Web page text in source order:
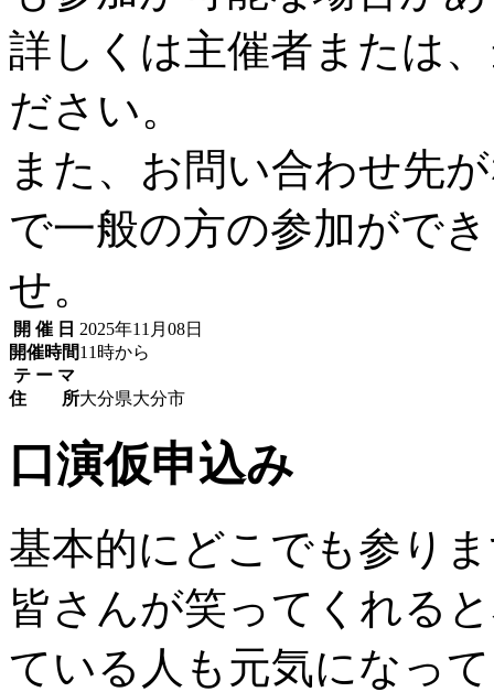
詳しくは主催者または
ださい。
また、お問い合わせ先
で一般の方の参加がで
せ。
開 催 日 2025年11月08日
開催時間11時から
テ ー マ
住 所大分県大分市
口演仮申込み
基本的にどこでも参り
皆さんが笑ってくれる
ている人も元気になっ